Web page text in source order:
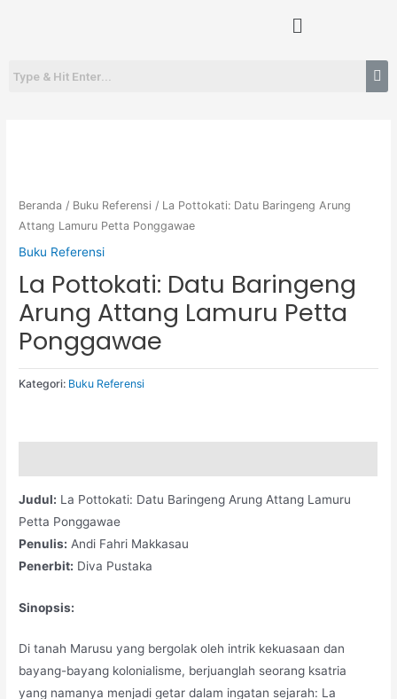
Menu
Beranda / Buku Referensi / La Pottokati: Datu Baringeng Arung
Attang Lamuru Petta Ponggawae
Buku Referensi
La Pottokati: Datu Baringeng
Arung Attang Lamuru Petta
Ponggawae
Kategori: Buku Referensi
Judul: La Pottokati: Datu Baringeng Arung Attang Lamuru
Petta Ponggawae
Penulis: Andi Fahri Makkasau
Penerbit: Diva Pustaka
Sinopsis:
Di tanah Marusu yang bergolak oleh intrik kekuasaan dan
bayang-bayang kolonialisme, berjuanglah seorang ksatria
yang namanya menjadi getar dalam ingatan sejarah: La